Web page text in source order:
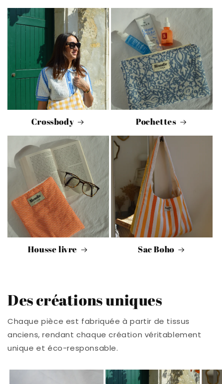
Crossbody Pochettes
Housse livre Sac Boho
Des créations uniques
Chaque pièce est fabriquée à partir de tissus
anciens, rendant chaque création véritablement
unique et éco-responsable.